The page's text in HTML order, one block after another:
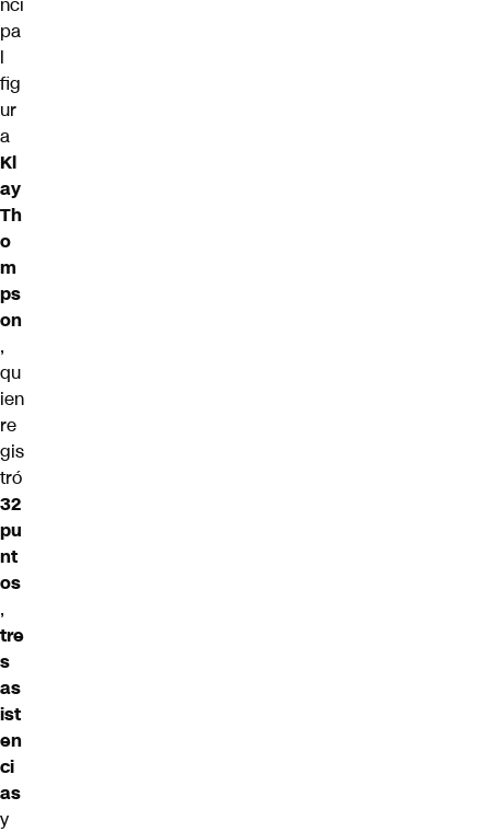
nci
pa
l
fig
ur
a
Kl
ay
Th
o
m
ps
on
,
qu
ien
re
gis
tró
32
pu
nt
os
,
tre
s
as
ist
en
ci
as
y